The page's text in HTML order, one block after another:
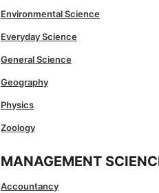
Environmental Science
Everyday Science
General Science
Geography
Physics
Zoology
MANAGEMENT
Accountancy